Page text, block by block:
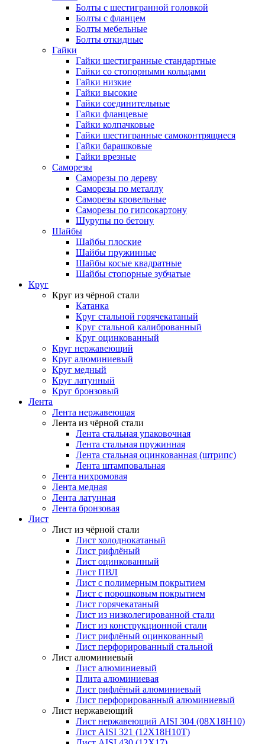
Болты с шестигранной головкой
Болты с фланцем
Болты мебельные
Болты откидные
Гайки
Гайки шестигранные стандартные
Гайки со стопорными кольцами
Гайки низкие
Гайки высокие
Гайки соединительные
Гайки фланцевые
Гайки колпачковые
Гайки шестигранные самоконтрящиеся
Гайки барашковые
Гайки врезные
Саморезы
Саморезы по дереву
Саморезы по металлу
Саморезы кровельные
Саморезы по гипсокартону
Шурупы по бетону
Шайбы
Шайбы плоские
Шайбы пружинные
Шайбы косые квадратные
Шайбы стопорные зубчатые
Круг
Круг из чёрной стали
Катанка
Круг стальной горячекатаный
Круг стальной калиброванный
Круг оцинкованный
Круг нержавеющий
Круг алюминиевый
Круг медный
Круг латунный
Круг бронзовый
Лента
Лента нержавеющая
Лента из чёрной стали
Лента стальная упаковочная
Лента стальная пружинная
Лента стальная оцинкованная (штрипс)
Лента штамповальная
Лента нихромовая
Лента медная
Лента латунная
Лента бронзовая
Лист
Лист из чёрной стали
Лист холоднокатаный
Лист рифлёный
Лист оцинкованный
Лист ПВЛ
Лист с полимерным покрытием
Лист с порошковым покрытием
Лист горячекатаный
Лист из низколегированной стали
Лист из конструкционной стали
Лист рифлёный оцинкованный
Лист перфорированный стальной
Лист алюминиевый
Лист алюминиевый
Плита алюминиевая
Лист рифлёный алюминиевый
Лист перфорированный алюминиевый
Лист нержавеющий
Лист нержавеющий AISI 304 (08Х18Н10)
Лист AISI 321 (12Х18Н10Т)